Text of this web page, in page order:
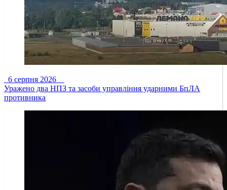
6 серпня 2026
Уражено два НПЗ та засоби управління ударними БпЛА
противника